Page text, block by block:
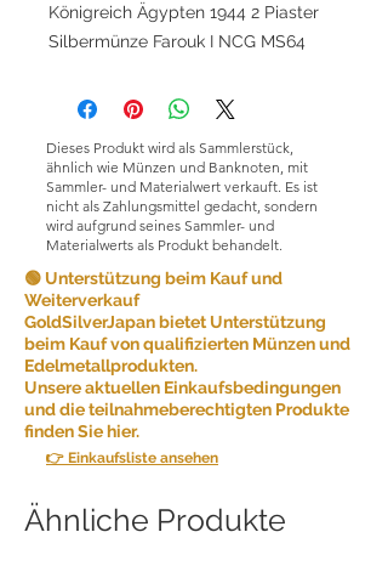
Königreich Ägypten 1944 2 Piaster
Silbermünze Farouk I NCG MS64
Dieses Produkt wird als Sammlerstück,
ähnlich wie Münzen und Banknoten, mit
Sammler- und Materialwert verkauft. Es ist
nicht als Zahlungsmittel gedacht, sondern
wird aufgrund seines Sammler- und
Materialwerts als Produkt behandelt.
🟢 Unterstützung beim Kauf und
Weiterverkauf
GoldSilverJapan bietet Unterstützung
beim Kauf von qualifizierten Münzen und
Edelmetallprodukten.
Unsere aktuellen Einkaufsbedingungen
und die teilnahmeberechtigten Produkte
finden Sie hier.
👉 Einkaufsliste ansehen
Ähnliche Produkte